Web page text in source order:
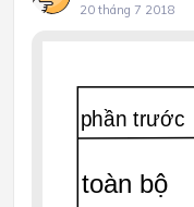
20 tháng 7 2018
phần trước
toàn bộ